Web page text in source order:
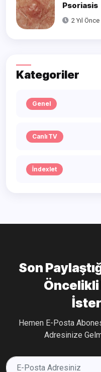
Psoriasis
2 Yıl Önce
Kategoriler
Genel
Canlı TV
İndexlet
Son
Öncelikli
Hemen E-Posta Abonesi Olarak Son Yazıların E-Posta
Adresinize